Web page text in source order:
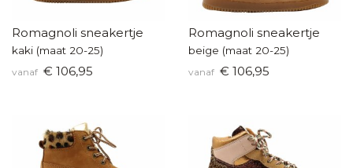
Romagnoli sneakertje
kaki (maat 20-25)
vanaf € 106,95
Romagnoli sneakertje
beige (maat 20-25)
vanaf € 106,95